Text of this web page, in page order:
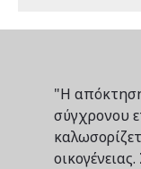
"Η
σύγχρονου